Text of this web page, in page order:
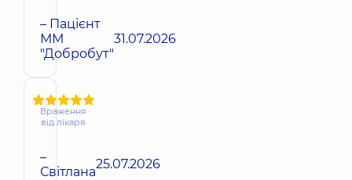
– Пацієнт
ММ
"Добробут"
31.07.2026
Враження
від лікаря
–
Світлана25.07.2026